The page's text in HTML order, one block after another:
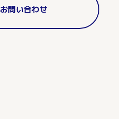
お問い合わせ